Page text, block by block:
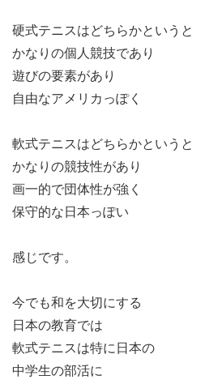
硬式テニスはどちらかというと
かなりの個人競技であり
遊びの要素があり
自由なアメリカっぽく
軟式テニスはどちらかというと
かなりの競技性があり
画一的で団体性が強く
保守的な日本っぽい
感じです。
今でも和を大切にする
日本の教育では
軟式テニスは特に日本の
中学生の部活に